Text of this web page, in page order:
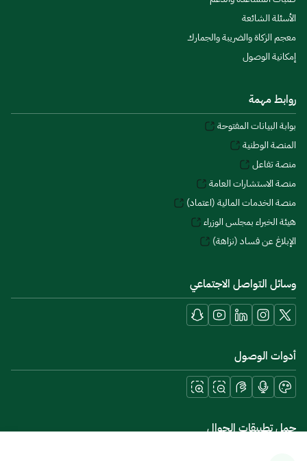
الأسئلة الشائعة
معجم الزكاة والضريبة والجمارك
إمكانية الوصول
روابط مهمة
بوابة البيانات المفتوحة
المنصة الوطنية
منصة تفاعل
منصة الاستشارات العامة
منصة الخدمات المالية (اعتماد)
هيئة الخبراء بمجلس الوزراء
الإبلاغ عن فساد (نزاهة)
وسائل التواصل الاجتماعي
أدوات الوصول
حمل تطبيقات الجوال